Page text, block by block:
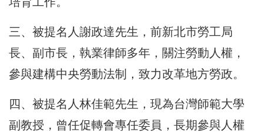
三、被提名人謝政達先生，前新北市勞工局
長、副市長，執業律師多年，關注勞動人權，
參與建構中央勞動法制，致力改革地方勞政。
四、被提名人林佳範先生，現為台灣師範大學
副教授，曾任促轉會專任委員，長期參與人權